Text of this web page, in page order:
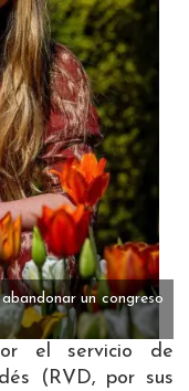
un congreso
el servicio de
(RVD, por sus